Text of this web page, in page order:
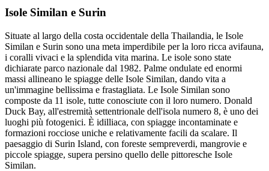
Isole Similan e Surin
Situate al largo della costa occidentale della Thailandia, le Isole
Similan e Surin sono una meta imperdibile per la loro ricca avifauna,
i coralli vivaci e la splendida vita marina. Le isole sono state
dichiarate parco nazionale dal 1982. Palme ondulate ed enormi
massi allineano le spiagge delle Isole Similan, dando vita a
un'immagine bellissima e frastagliata. Le Isole Similan sono
composte da 11 isole, tutte conosciute con il loro numero. Donald
Duck Bay, all'estremità settentrionale dell'isola numero 8, è uno dei
luoghi più fotogenici. È idilliaca, con spiagge incontaminate e
formazioni rocciose uniche e relativamente facili da scalare. Il
paesaggio di Surin Island, con foreste sempreverdi, mangrovie e
piccole spiagge, supera persino quello delle pittoresche Isole
Similan.